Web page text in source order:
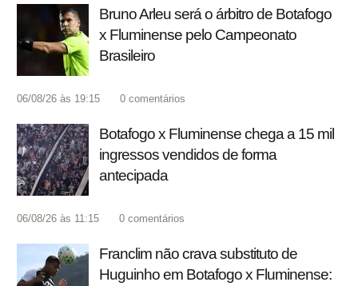
Bruno Arleu será o árbitro de Botafogo
x Fluminense pelo Campeonato
Brasileiro
06/08/26 às 19:15 0 comentários
Botafogo x Fluminense chega a 15 mil
ingressos vendidos de forma
antecipada
06/08/26 às 11:15 0 comentários
Franclim não crava substituto de
Huguinho em Botafogo x Fluminense: